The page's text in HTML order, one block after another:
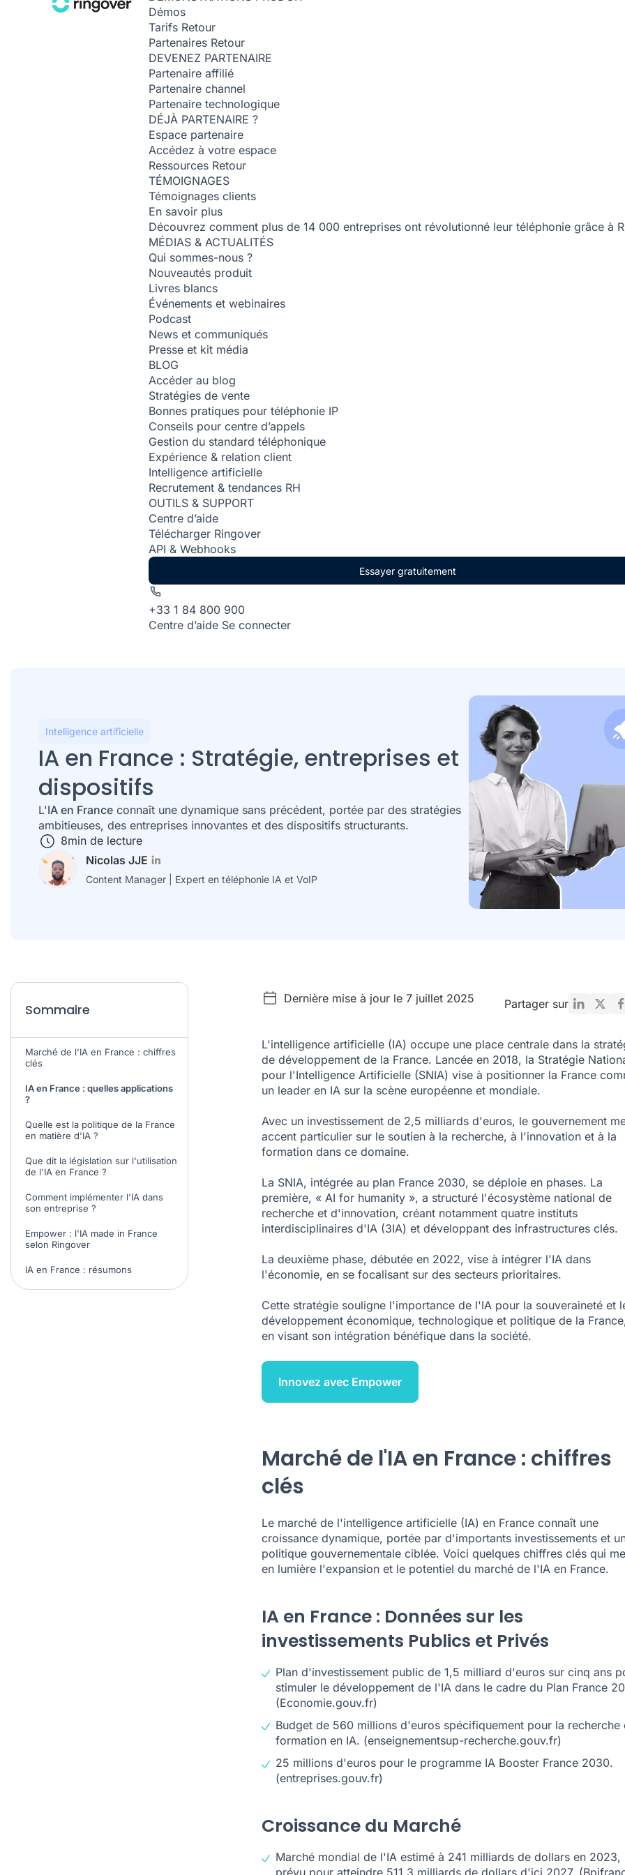
Démos
Tarifs Retour
Partenaires Retour
DEVENEZ PARTENAIRE
Partenaire affilié
Partenaire channel
Partenaire technologique
DÉJÀ PARTENAIRE ?
Espace partenaire
Accédez à votre espace
Ressources Retour
TÉMOIGNAGES
Témoignages clients
En savoir plus
Découvrez comment plus de 14 000 entreprises ont révolutionné leur téléphonie grâce à
MÉDIAS & ACTUALITÉS
Qui sommes-nous ?
Nouveautés produit
Livres blancs
Événements et webinaires
Podcast
News et communiqués
Presse et kit média
BLOG
Accéder au blog
Stratégies de vente
Bonnes pratiques pour téléphonie IP
Conseils pour centre d’appels
Gestion du standard téléphonique
Expérience & relation client
Intelligence artificielle
Recrutement & tendances RH
OUTILS & SUPPORT
Centre d’aide
Télécharger Ringover
API & Webhooks
Essayer gratuitement
+33 1 84 800 900
Centre d’aide Se connecter
Intelligence artificielle
IA en France : Stratégie, entreprises et
dispositifs
L'IA en France connaît une dynamique sans précédent, portée par des stratégies
ambitieuses, des entreprises innovantes et des dispositifs structurants.
8min de lecture
Nicolas JJE
Content Manager | Expert en téléphonie IA et VoIP
Sommaire
Marché de l'IA en France : chiffres
clés
IA en France : quelles applications
?
Quelle est la politique de la France
en matière d'IA ?
Que dit la législation sur l'utilisation
de l'IA en France ?
Comment implémenter l'IA dans
son entreprise ?
Empower : l'IA made in France
selon Ringover
IA en France : résumons
Dernière mise à jour le 7 juillet 2025 Partager sur
L'intelligence artificielle (IA) occupe une place centrale dans la
de développement de la France. Lancée en 2018, la Stratégie
pour l'Intelligence Artificielle (SNIA) vise à positionner la France
un leader en IA sur la scène européenne et mondiale.
Avec un investissement de 2,5 milliards d'euros, le gouvernement
accent particulier sur le soutien à la recherche, à l'innovation et à la
formation dans ce domaine.
La SNIA, intégrée au plan France 2030, se déploie en phases. La
première, « AI for humanity », a structuré l'écosystème national de
recherche et d'innovation, créant notamment quatre instituts
interdisciplinaires d'IA (3IA) et développant des infrastructures clés.
La deuxième phase, débutée en 2022, vise à intégrer l'IA dans
l'économie, en se focalisant sur des secteurs prioritaires.
Cette stratégie souligne l'importance de l'IA pour la souveraineté et
développement économique, technologique et politique de la
en visant son intégration bénéfique dans la société.
Innovez avec Empower
Marché de l'IA en France : chiffres
clés
Le marché de l'intelligence artificielle (IA) en France connaît une
croissance dynamique, portée par d'importants investissements et
politique gouvernementale ciblée. Voici quelques chiffres clés qui
en lumière l'expansion et le potentiel du marché de l'IA en France.
IA en France : Données sur les
investissements Publics et Privés
Plan d'investissement public de 1,5 milliard d'euros sur cinq ans
stimuler le développement de l'IA dans le cadre du Plan France
(Economie.gouv.fr)
Budget de 560 millions d'euros spécifiquement pour la recherche
formation en IA. (enseignementsup-recherche.gouv.fr)
25 millions d'euros pour le programme IA Booster France 2030.
(entreprises.gouv.fr)
Croissance du Marché
Marché mondial de l'IA estimé à 241 milliards de dollars en 2023,
prévu pour atteindre 511,3 milliards de dollars d'ici 2027. (